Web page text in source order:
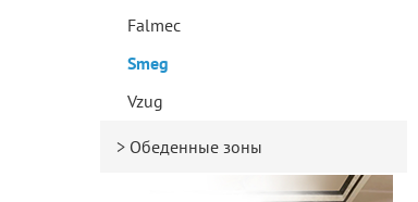
Falmec
Smeg
Vzug
Обеденные зоны